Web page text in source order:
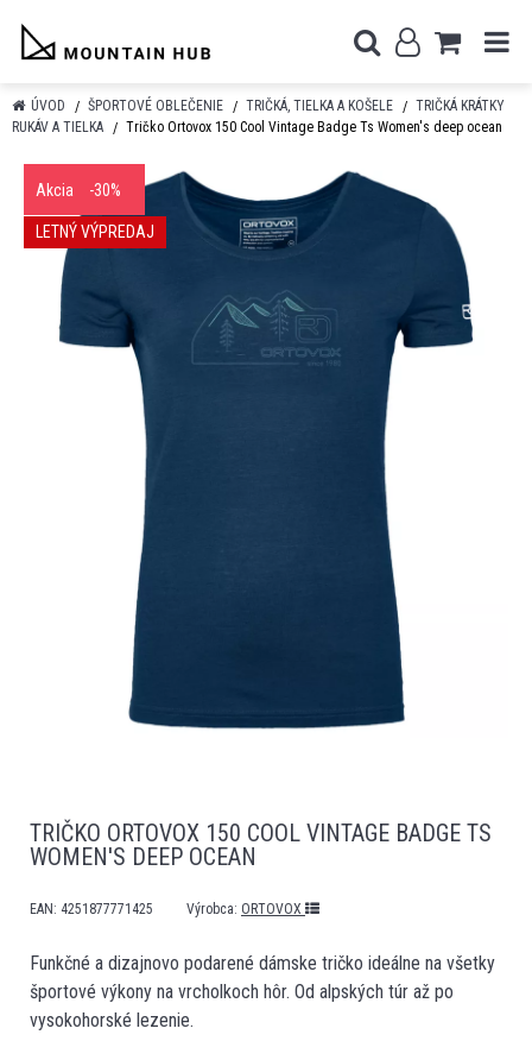
ÚVOD ŠPORTOVÉ OBLEČENIE TRIČKÁ, TIELKA A KOŠELE
TRIČKÁ KRÁTKY
RUKÁV A TIELKA
Tričko Ortovox 150 Cool Vintage Badge Ts Women's deep ocean
Akcia -30%
LETNÝ VÝPREDAJ
TRIČKO ORTOVOX 150 COOL VINTAGE BADGE TS
WOMEN'S DEEP OCEAN
EAN: 4251877771425 Výrobca: ORTOVOX
Funkčné a dizajnovo podarené dámske tričko ideálne na všetky
športové výkony na vrcholkoch hôr. Od alpských túr až po
vysokohorské lezenie.